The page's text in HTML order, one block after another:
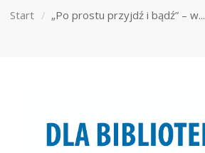
Start „Po prostu przyjdź i bądź” – w...